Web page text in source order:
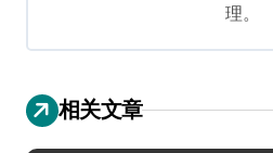
理。
相关文章